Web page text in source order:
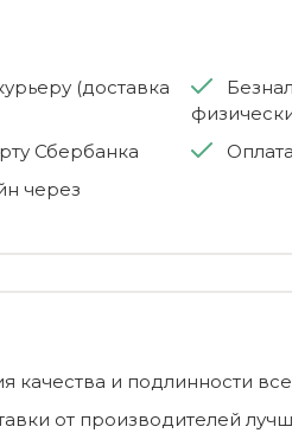
(доставка
Сбербанка
через
качества и подлинности
от производителей